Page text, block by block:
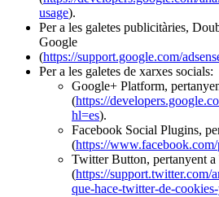
usage).
Per a les galetes publicitàries,
Google
(https://support.google.com/
Per a les galetes de xarxes socials:
Google+ Platform,
(https://
hl=es).
Facebook Social Plugins,
(https://
Twitter Button, pertanyent
(https://support.twitter.com/
que-hace-twitter-de-